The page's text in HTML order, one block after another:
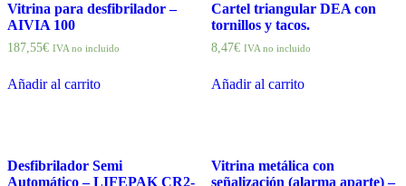
Vitrina para desfibrilador –
AIVIA 100
187,55€ IVA no incluido
Añadir al carrito
Cartel triangular DEA con
tornillos y tacos.
8,47€ IVA no incluido
Añadir al carrito
Desfibrilador Semi
Automático – LIFEPAK CR2-
Vitrina metálica con
señalización (alarma aparte) –